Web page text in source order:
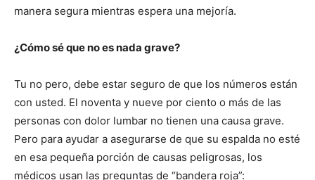
manera segura mientras espera una mejoría.
¿Cómo sé que no es nada grave?
Tu no pero, debe estar seguro de que los números están
con usted. El noventa y nueve por ciento o más de las
personas con dolor lumbar no tienen una causa grave.
Pero para ayudar a asegurarse de que su espalda no esté
en esa pequeña porción de causas peligrosas, los
médicos usan las preguntas de “bandera roja”: